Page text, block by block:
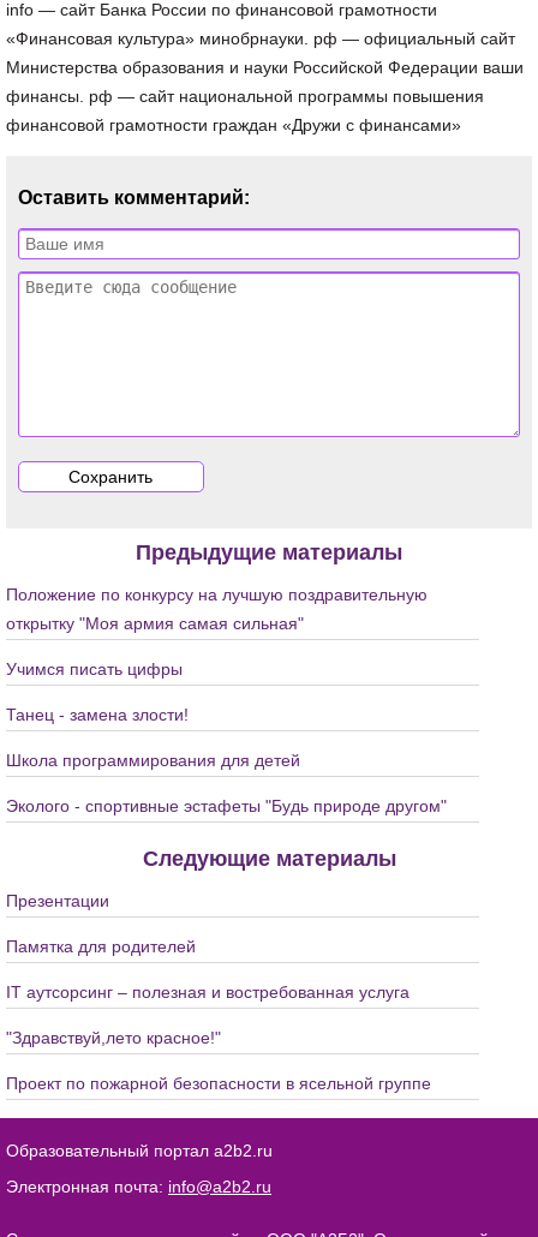
Оставить комментарий:
Предыдущие материалы
Положение по конкурсу на лучшую поздравительную
открытку "Моя армия самая сильная"
Учимся писать цифры
Танец - замена злости!
Школа программирования для детей
Эколого - спортивные эстафеты "Будь природе другом"
Следующие материалы
Презентации
Памятка для родителей
IT аутсорсинг – полезная и востребованная услуга
"Здравствуй,лето красное!"
Проект по пожарной безопасности в ясельной группе
Образовательный портал a2b2.ru
Электронная почта: info@a2b2.ru